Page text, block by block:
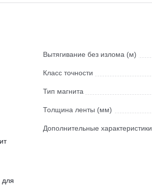
для
Вытягивание без излома (м)
Класс точности
Тип магнита
Толщина ленты (мм)
Дополнительные характеристики